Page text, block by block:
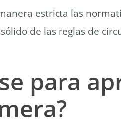
estricta las
de las reglas de
para